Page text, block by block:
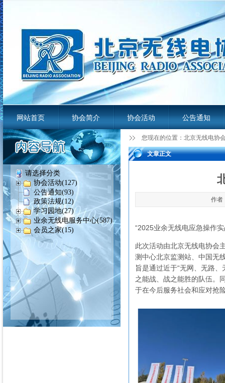
网站首页 协会简介 协会活动 公告通知
业余无线电服务平台
您现在的位置： 北京无线电协
请选择分类
协会活动(127)
公告通知(93)
政策法规(12)
学习园地(27)
业余无线电服务中心(587)
会员之家(15)
文章正文
作
“2025业余无线电应急操作
此次活动由北京无线电协会
测中心北京监测站、中国无
旨是通过近于“无网、无路
之能战、战之能胜的队伍。
于在今后服务社会和应对抢